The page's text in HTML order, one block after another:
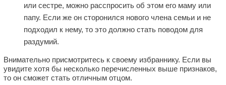
или сестре, можно расспросить об этом его маму или
папу. Если же он сторонился нового члена семьи и не
подходил к нему, то это должно стать поводом для
раздумий.
Внимательно присмотритесь к своему избраннику. Если вы
увидите хотя бы несколько перечисленных выше признаков,
то он сможет стать отличным отцом.